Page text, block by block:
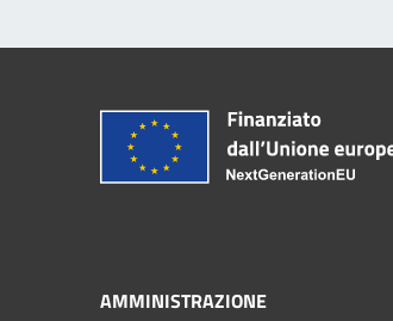
AMMINISTRAZIONE